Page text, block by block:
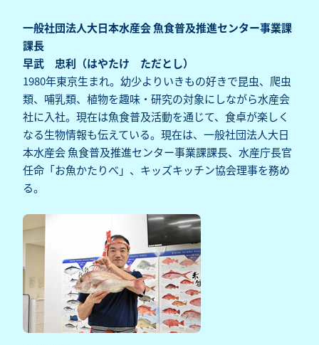
一般社団法人大日本水産会 魚食普及推進センター事業課
課長
早武 忠利（はやたけ ただとし）
1980年東京生まれ。幼少よりいきもの好きで昆虫、爬虫
類、哺乳類、植物を趣味・研究の対象にしながら水産会
社に入社。現在は魚食普及活動を通じて、食卓が楽しく
なる生物情報も伝えている。現在は、一般社団法人大日
本水産会 魚食普及推進センター事業課課長、水産庁長官
任命「お魚かたりべ」、キッズキッチン協会理事を務め
る。